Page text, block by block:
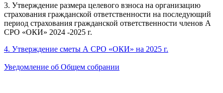
3. Утверждение размера целевого взноса на организацию
страхования гражданской ответственности на последующий
период страхования гражданской ответственности членов А
СРО «ОКИ» 2024 -2025 г.
4. Утверждение сметы А СРО «ОКИ» на 2025 г.
Уведомление об Общем собрании